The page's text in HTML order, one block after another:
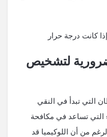
لتشخيص
التي تبدأ في النقي
التي تساعد في مكافحة
من أن اللوكيميا قد